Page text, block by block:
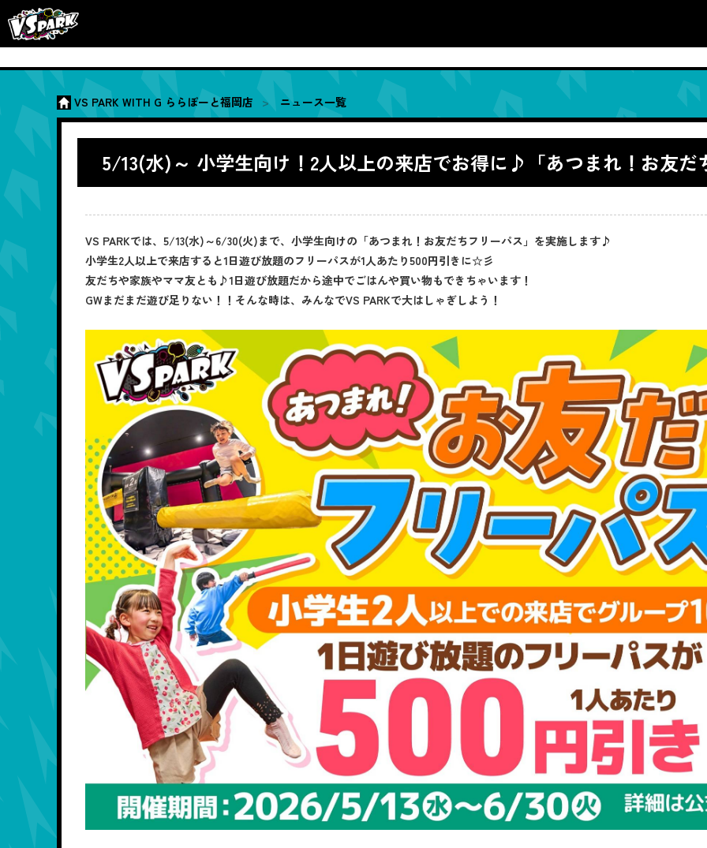
VS PARK WITH G ららぽーと福岡店 ニュース一覧
5/13(水)～ 小学生向け！2人以上の来店でお得に♪「あつまれ！お友だ
VS PARKでは、5/13(水)～6/30(火)まで、小学生向けの「あつまれ！お友だちフリーパス」を実施します♪
小学生2人以上で来店すると1日遊び放題のフリーパスが1人あたり500円引きに☆彡
友だちや家族やママ友とも♪1日遊び放題だから途中でごはんや買い物もできちゃいます！
GWまだまだ遊び足りない！！そんな時は、みんなでVS PARKで大はしゃぎしよう！